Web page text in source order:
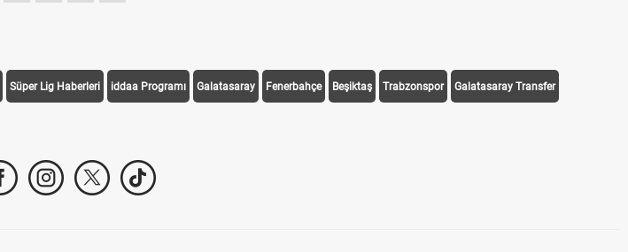
Süper Lig Haberleri iddaa Programı Galatasaray Fenerbahçe Beşiktaş Trabzonspor Galatasaray Transfer